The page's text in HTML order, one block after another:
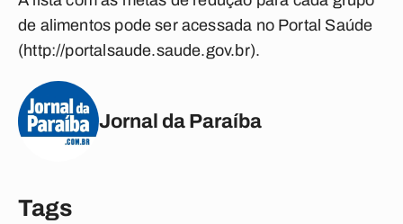
de alimentos pode ser acessada no Portal Saúde
(http://portalsaude.saude.gov.br).
Jornal da Paraíba
Tags